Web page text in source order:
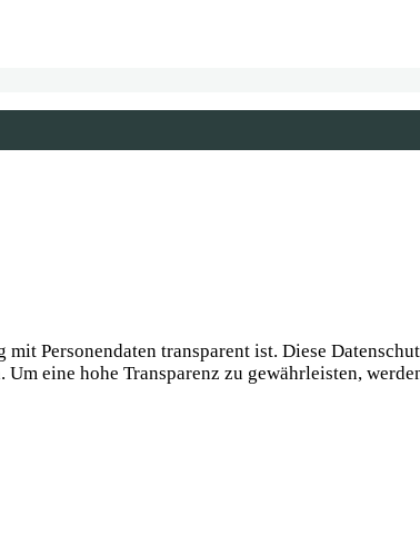
mit Personendaten transparent ist. Diese
eine hohe Transparenz zu gewährleisten,